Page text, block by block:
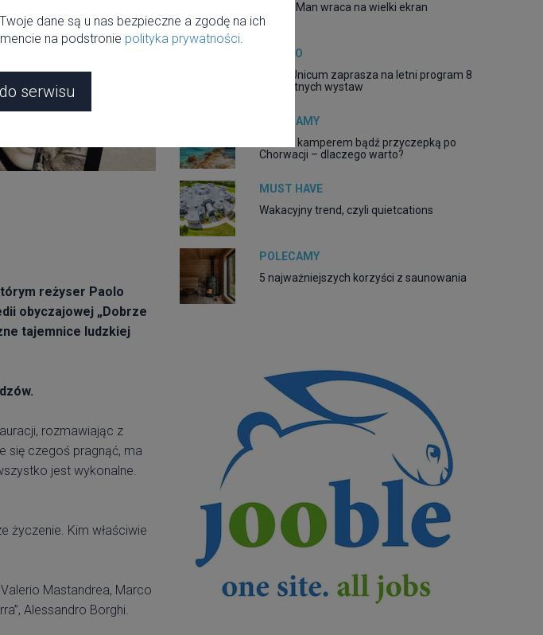
reżyser Paolo
obyczajowej „Dobrze
tajemnice ludzkiej
rozmawiając z
się czegoś pragnąć, ma
jest wykonalne.
życzenie. Kim właściwie
Mastandrea, Marco
Alessandro Borghi.
Spider-Man wraca na wielki ekran
MIASTO
DESA Unicum zaprasza na letni program 8
bezpłatnych wystaw
POLECAMY
Podróż kamperem bądź przyczepką po
Chorwacji – dlaczego warto?
MUST HAVE
Wakacyjny trend, czyli quietcations
POLECAMY
5 najważniejszych korzyści z saunowania
dane są u nas bezpieczne a zgodę na ich
na podstronie polityka prywatności.
serwisu